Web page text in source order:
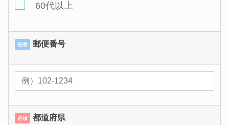
60代以上
任意 郵便番号
必須 都道府県